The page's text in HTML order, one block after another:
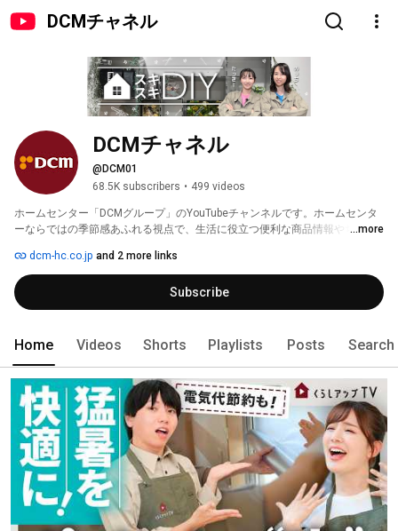
DCMチャネル
DCMチャネル
@DCM01
68.5K subscribers • 499 videos
ホームセンター「DCMグループ」のYouTubeチャンネルです。ホームセンタ
ーならではの季節感あふれる視点で、生活に役立つ便利な商品情報やちょっ
を超える店舗網とともに、お客さまの暮らしを豊かにする商品とサービスを
提供していきます。
...more
dcm-hc.co.jp and 2 more links
Subscribe
Home Videos Shorts Playlists Posts Search